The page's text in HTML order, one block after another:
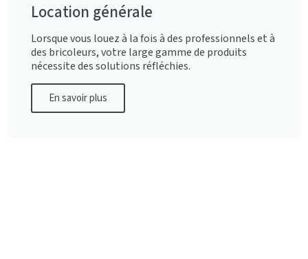
Location générale
Lorsque vous louez à la fois à des professionnels et à
des bricoleurs, votre large gamme de produits
nécessite des solutions réfléchies.
En savoir plus